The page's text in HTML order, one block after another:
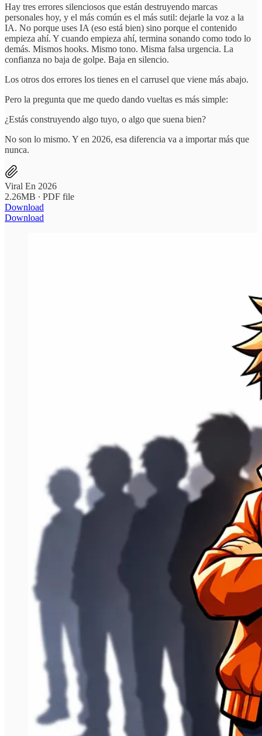
Hay tres errores silenciosos que están destruyendo marcas
personales hoy, y el más común es el más sutil: dejarle la voz a la
IA. No porque uses IA (eso está bien) sino porque el contenido
empieza ahí. Y cuando empieza ahí, termina sonando como todo lo
demás. Mismos hooks. Mismo tono. Misma falsa urgencia. La
confianza no baja de golpe. Baja en silencio.
Los otros dos errores los tienes en el carrusel que viene más abajo.
Pero la pregunta que me quedo dando vueltas es más simple:
¿Estás construyendo algo tuyo, o algo que suena bien?
No son lo mismo. Y en 2026, esa diferencia va a importar más que
nunca.
Viral En 2026
2.26MB ∙ PDF file
Download
Download